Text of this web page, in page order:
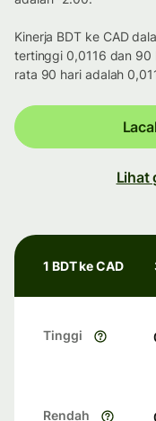
Kinerja BDT ke CAD
tertinggi 0,0116 dan 90
rata 90 hari adalah
Lihat
1 BDT ke CAD
Tinggi
Rendah